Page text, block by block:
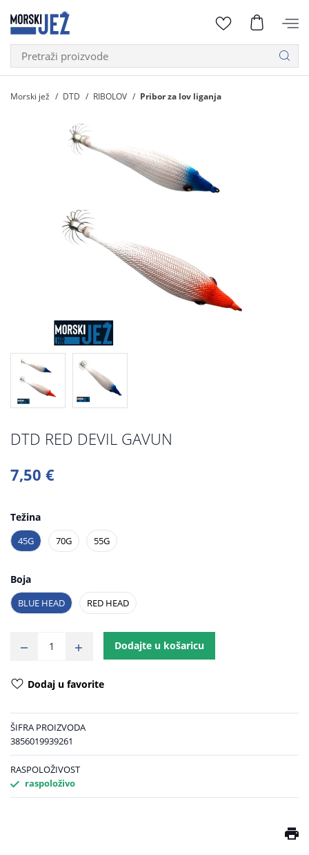
Morski jež DTD RIBOLOV Pribor za lov liganja
DTD RED DEVIL GAVUN
7,50 €
Težina
45G 70G 55G
Boja
BLUE HEAD RED HEAD
Dodajte u košaricu
Dodaj u favorite
ŠIFRA PROIZVODA
3856019939261
RASPOLOŽIVOST
raspoloživo